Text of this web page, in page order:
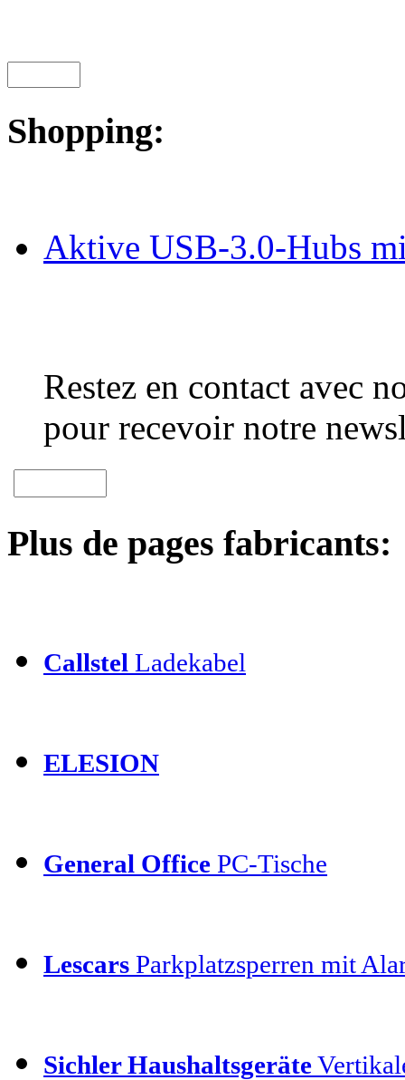
Shopping:
Aktive USB-3.0-Hubs
Restez en contact avec
pour recevoir notre
Plus de pages fabricants:
Callstel Ladekabel
ELESION
General Office PC-Tische
Lescars Parkplatzsperren mit
Sichler Haushaltsgeräte